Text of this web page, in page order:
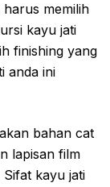
memilih
kayu jati
finishing yang
anda ini
bahan cat
lapisan film
kayu jati